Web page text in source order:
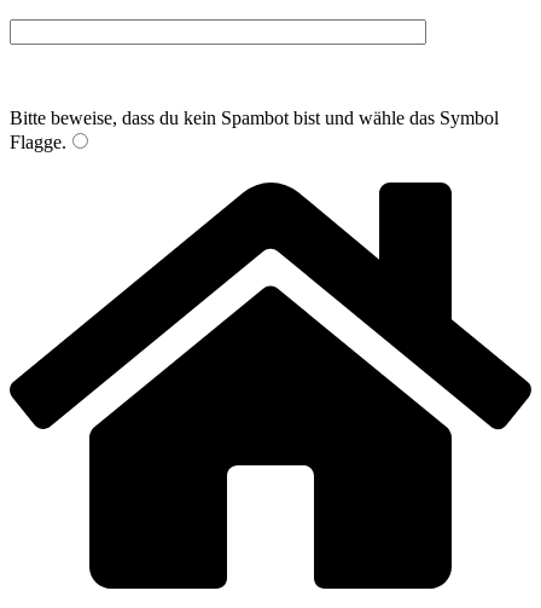
Bitte beweise, dass du kein Spambot bist und wähle das Symbol
Flagge.